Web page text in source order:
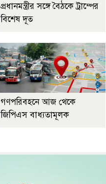
প্রধানমন্ত্রীর সঙ্গে বৈঠকে ট্রাম্পের
বিশেষ দূত
গণপরিবহনে আজ থেকে
জিপিএস বাধ্যতামূলক